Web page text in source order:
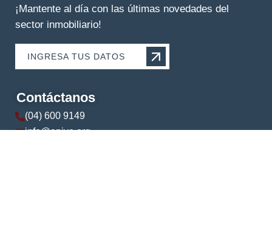
¡Mantente al día con las últimas novedades del
sector inmobiliario!
INGRESA TUS DATOS
Contáctanos
(04) 600 9149
info@apive.org